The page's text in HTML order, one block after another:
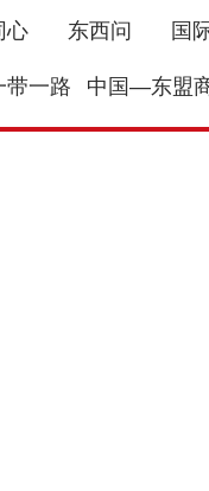
心 东西问 国
带一路 中国—东盟